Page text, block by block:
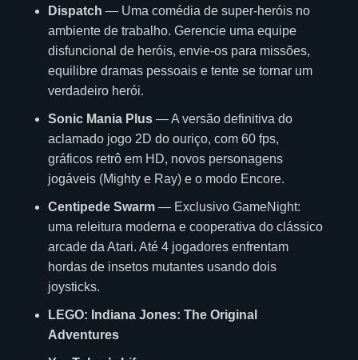
Dispatch — Uma comédia de super-heróis no
ambiente de trabalho. Gerencie uma equipe
disfuncional de heróis, envie-os para missões,
equilibre dramas pessoais e tente se tornar um
verdadeiro herói.
Sonic Mania Plus — A versão definitiva do
aclamado jogo 2D do ouriço, com 60 fps,
gráficos retrô em HD, novos personagens
jogáveis (Mighty e Ray) e o modo Encore.
Centipede Swarm — Exclusivo GameNight:
uma releitura moderna e cooperativa do clássico
arcade da Atari. Até 4 jogadores enfrentam
hordas de insetos mutantes usando dois
joysticks.
LEGO: Indiana Jones: The Original
Adventures